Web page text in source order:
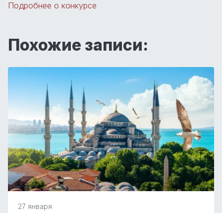
Подробнее о конкурсе
Похожие записи:
27 января